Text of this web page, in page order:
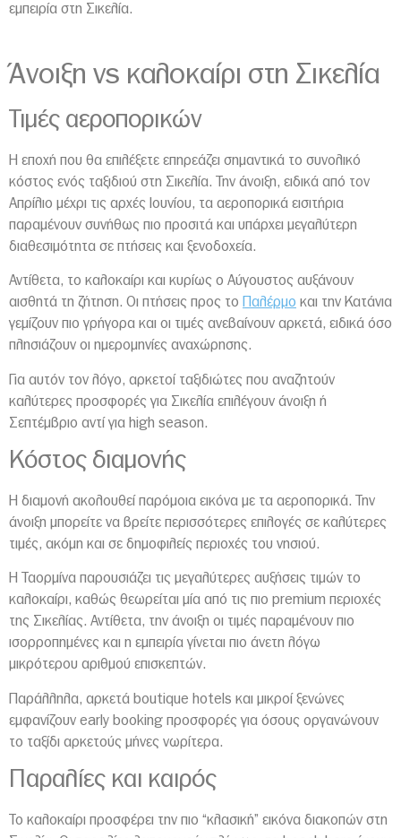
εμπειρία στη Σικελία.
Άνοιξη vs καλοκαίρι στη Σικελία
Τιμές αεροπορικών
Η εποχή που θα επιλέξετε επηρεάζει σημαντικά το συνολικό
κόστος ενός ταξιδιού στη Σικελία. Την άνοιξη, ειδικά από τον
Απρίλιο μέχρι τις αρχές Ιουνίου, τα αεροπορικά εισιτήρια
παραμένουν συνήθως πιο προσιτά και υπάρχει μεγαλύτερη
διαθεσιμότητα σε πτήσεις και ξενοδοχεία.
Αντίθετα, το καλοκαίρι και κυρίως ο Αύγουστος αυξάνουν
αισθητά τη ζήτηση. Οι πτήσεις προς το
Παλέρμο και την Κατάνια
γεμίζουν πιο γρήγορα και οι τιμές ανεβαίνουν αρκετά, ειδικά όσο
πλησιάζουν οι ημερομηνίες αναχώρησης.
Για αυτόν τον λόγο, αρκετοί ταξιδιώτες που αναζητούν
καλύτερες προσφορές για Σικελία επιλέγουν άνοιξη ή
Σεπτέμβριο αντί για high season.
Κόστος διαμονής
Η διαμονή ακολουθεί παρόμοια εικόνα με τα αεροπορικά. Την
άνοιξη μπορείτε να βρείτε περισσότερες επιλογές σε καλύτερες
τιμές, ακόμη και σε δημοφιλείς περιοχές του νησιού.
Η Ταορμίνα παρουσιάζει τις μεγαλύτερες αυξήσεις τιμών το
καλοκαίρι, καθώς θεωρείται μία από τις πιο premium περιοχές
της Σικελίας. Αντίθετα, την άνοιξη οι τιμές παραμένουν πιο
ισορροπημένες και η εμπειρία γίνεται πιο άνετη λόγω
μικρότερου αριθμού επισκεπτών.
Παράλληλα, αρκετά boutique hotels και μικροί ξενώνες
εμφανίζουν early booking προσφορές για όσους οργανώνουν
το ταξίδι αρκετούς μήνες νωρίτερα.
Παραλίες και καιρός
Το καλοκαίρι προσφέρει την πιο “κλασική” εικόνα διακοπών στη